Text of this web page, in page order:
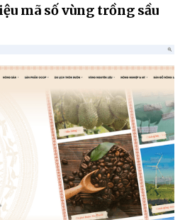
mã số vùng trồng sầu